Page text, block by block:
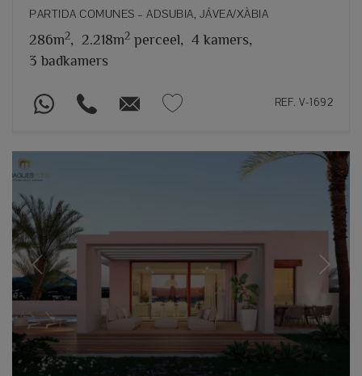
PARTIDA COMUNES – ADSUBIA, JÁVEA/XÀBIA
286m2, 2.218m2 perceel, 4 kamers,
3 badkamers
REF. V-1692
Previous Next